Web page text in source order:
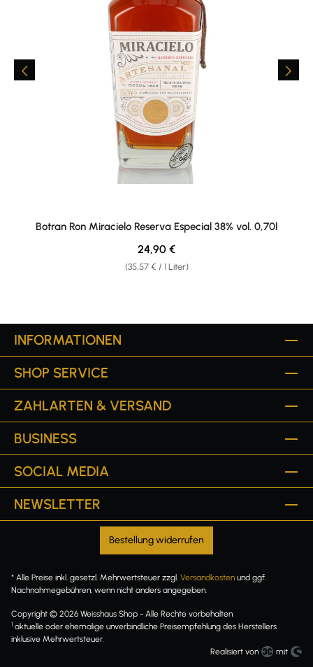
Botran Ron Miracielo Reserva Especial 38% vol. 0,70l
(35,57 € / 1 Liter)
Regulärer Preis:
24,90 €
INFORMATIONEN
SHOP SERVICE
ZAHLARTEN & VERSAND
BUSINESS
SOCIAL MEDIA
NEWSLETTER
Bestellung widerrufen
* Alle Preise inkl. gesetzl. Mehrwertsteuer zzgl. Versandkosten und ggf.
Nachnahmegebühren, wenn nicht anders angegeben.
Copyright © 2026 Weisshaus Shop - Alle Rechte vorbehalten
1 aktuelle oder ehemalige unverbindliche Preisempfehlung des Herstellers
inklusive Mehrwertsteuer.
Realisiert von
mit